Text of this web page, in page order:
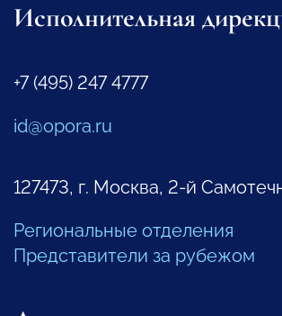
Исполнительная
+7 (495) 247 4777
id@opora.ru
127473, г. Москва, 2-й
Региональные отделения
Представители за рубежом